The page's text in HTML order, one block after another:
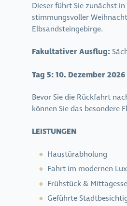
Dieser führt Sie zunächst
stimmungsvoller
Elbsandsteingebirge.
Fakultativer Ausflug:
Tag 5:10. Dezember
Bevor Sie die Rückfahrt
können Sie das besondere
LEISTUNGEN
Haustürabholung
Fahrt im modernen
Frühstück &
Geführte